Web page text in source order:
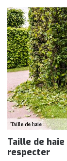
Taille de
respecter